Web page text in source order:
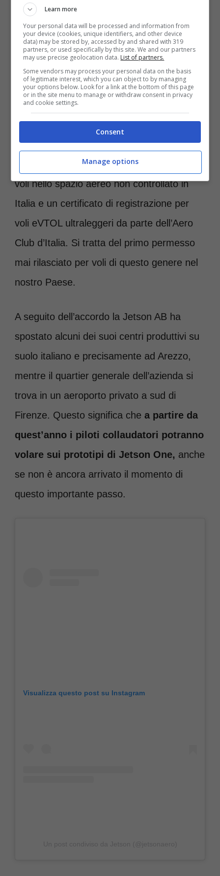
Instagram jetsonaero-Roma-news.it
L’azienda ha ottenuto la certificazione per i
voli nello spazio aereo non controllato in
Italia e un certificato di registrazione per
voli eVTOL ultraleggeri da parte dell’Aero
Club d’Italia. Si tratta del primo permesso
mai rilasciato per voli di questo genere nel
nostro Paese.
A seguito dell’accordo la Jetson AB ha
spostato alcuni dei suoi centri produttivi su
suolo italiano e precisamente ad Arezzo,
mentre il quartier generale dell’azienda si
trova in un aeroporto privato a sud di
Firenze. Questo significa che a partire da
quest’anno i piloti collaudatori potranno
volare sui prototipi di Jetson One, anche
se non è ancora arrivato il momento di
questo importante passo.
Visualizza questo post su Instagram
Learn more
Your personal data will be processed and information from
your device (cookies, unique identifiers, and other device
data) may be stored by, accessed by and shared with 319
partners, or used specifically by this site. We and our partners
may use precise geolocation data. List of partners.
Some vendors may process your personal data on the basis
of legitimate interest, which you can object to by managing
your options below. Look for a link at the bottom of this page
or in the site menu to manage or withdraw consent in privacy
and cookie settings.
Consent
Manage options